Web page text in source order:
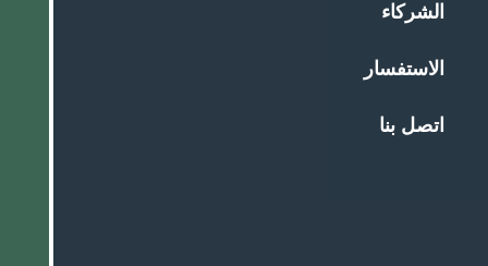
الشركاء
الاستفسار
اتصل بنا